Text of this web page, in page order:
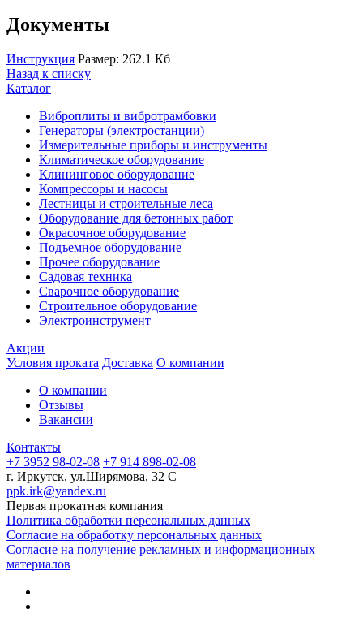
Документы
Инструкция Размер: 262.1 Кб
Назад к списку
Каталог
Виброплиты и вибротрамбовки
Генераторы (электростанции)
Измерительные приборы и инструменты
Климатическое оборудование
Клининговое оборудование
Компрессоры и насосы
Лестницы и строительные леса
Оборудование для бетонных работ
Окрасочное оборудование
Подъемное оборудование
Прочее оборудование
Садовая техника
Сварочное оборудование
Строительное оборудование
Электроинструмент
Акции
Условия проката Доставка О компании
О компании
Отзывы
Вакансии
Контакты
+7 3952 98-02-08 +7 914 898-02-08
г. Иркутск, ул.Ширямова, 32 С
ppk.irk@yandex.ru
Первая прокатная компания
Политика обработки персональных данных
Согласие на обработку персональных данных
Согласие на получение рекламных и информационных
материалов